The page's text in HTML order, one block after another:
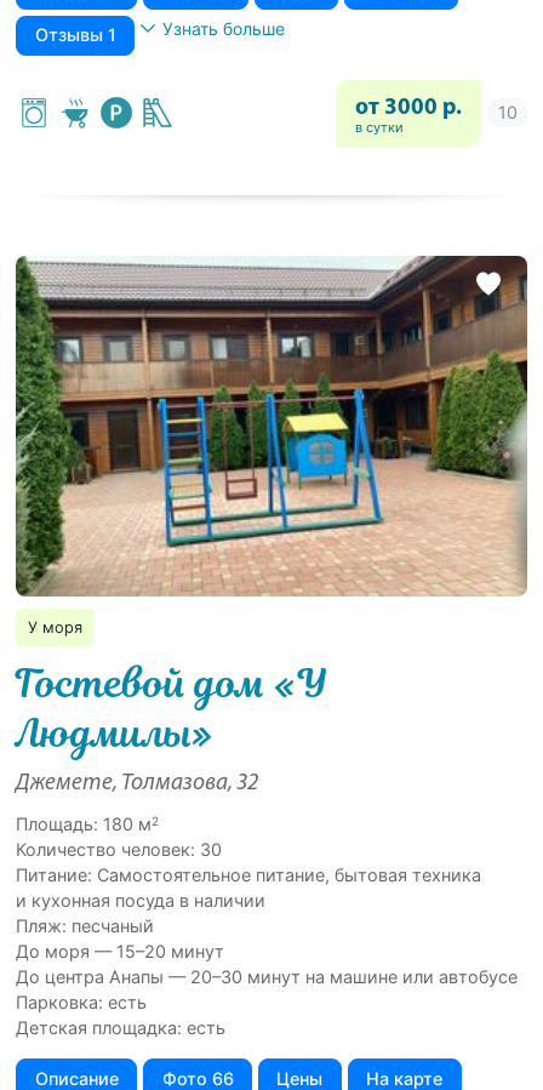
Отзывы 1 Узнать больше
от 3000 р.
в сутки
У моря
Гостевой дом «У
Людмилы»
Джемете, Толмазова, 32
Площадь: 180 м2
Количество человек: 30
Питание: Самостоятельное питание, бытовая техника
и кухонная посуда в наличии
Пляж: песчаный
До моря — 15–20 минут
До центра Анапы — 20–30 минут на машине или автобусе
Парковка: есть
Детская площадка: есть
Описание Фото 66 Цены На карте